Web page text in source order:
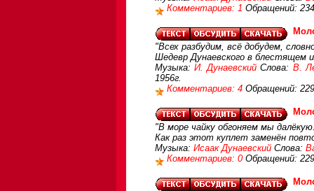
Комментариев: 1 Обращений:
"Всех разбудим, всё добудем,
Шедевр Дунаевского в блестящем
Музыка:И. Дунаевский Слова: В.
1956г.
Комментариев: 4 Обращений:
"В море чайку обгоняем мы
Как раз этот куплет заменён
Музыка: Исаак Дунаевский Слова:
Комментариев: 0 Обращений: